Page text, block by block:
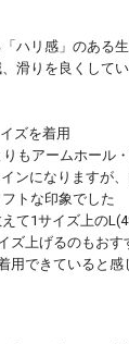
ハリ感」のある
滑りを良くして
ズを着用
もアームホール
ンになりますが
トな印象でした
て1サイズ上の
上げるのもおす
用できていると感